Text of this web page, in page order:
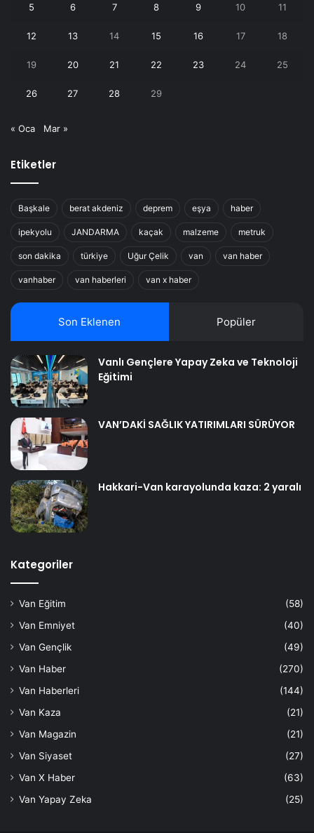
5 6 7 8 9 10 11
12 13 14 15 16 17 18
19 20 21 22 23 24 25
26 27 28 29
« Oca Mar »
Etiketler
Başkale berat akdeniz deprem eşya haber
ipekyolu JANDARMA kaçak malzeme metruk
son dakika türkiye Uğur Çelik van van haber
vanhaber van haberleri van x haber
Son Eklenen Popüler
Vanlı Gençlere Yapay Zeka ve Teknoloji
Eğitimi
VAN’DAKİ SAĞLIK YATIRIMLARI SÜRÜYOR
Hakkari-Van karayolunda kaza: 2 yaralı
Kategoriler
Van Eğitim
(58)
Van Emniyet
(40)
Van Gençlik
(49)
Van Haber
(270)
Van Haberleri
(144)
Van Kaza
(21)
Van Magazin
(21)
Van Siyaset
(27)
Van X Haber
(63)
Van Yapay Zeka
(25)